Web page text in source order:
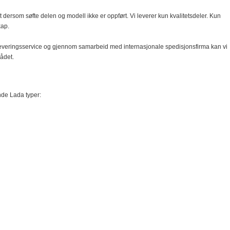
dersom søfte delen og modell ikke er oppført. Vi leverer kun kvalitetsdeler. Kun
og gjennom samarbeid med internasjonale spedisjonsfirma kan vi
Lada typer: